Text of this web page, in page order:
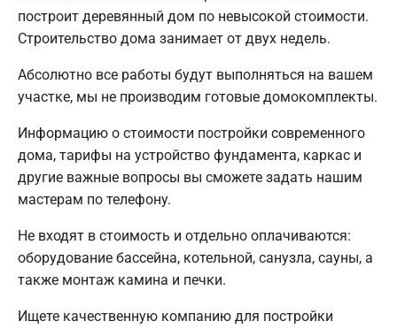
построит деревянный дом по невысокой стоимости.
Строительство дома занимает от двух недель.
Абсолютно все работы будут выполняться на вашем
участке, мы не производим готовые домокомплекты.
Информацию о стоимости постройки современного
дома, тарифы на устройство фундамента, каркас и
другие важные вопросы вы сможете задать нашим
мастерам по телефону.
Не входят в стоимость и отдельно оплачиваются:
оборудование бассейна, котельной, санузла, сауны, а
также монтаж камина и печки.
Ищете качественную компанию для постройки